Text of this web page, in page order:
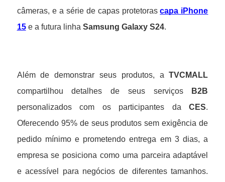
câmeras, e a série de capas protetoras capa iPhone
15e a futura linha Samsung Galaxy S24.
Além de demonstrar seus produtos, aTVCMALL
compartilhou detalhes de seus serviços
B2B
personalizados com os participantes daCES.
Oferecendo 95% de seus produtos sem exigência de
pedido mínimo e prometendo entrega em 3 dias, a
empresa se posiciona como uma parceira adaptável
e acessível para negócios de diferentes tamanhos.